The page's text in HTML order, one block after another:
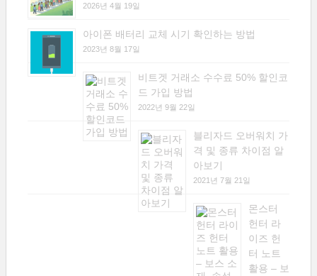
2026년 4월 19일
아이폰 배터리 교체 시기 확인하는 방법
2023년 8월 17일
비트겟 거래소 수수료 50% 할인코
드 가입 방법
2022년 9월 22일
블리자드 오버워치 가
격 및 종류 차이점 알
아보기
2021년 7월 21일
몬스터
헌터 라
이즈 헌
터 노트
활용 – 보